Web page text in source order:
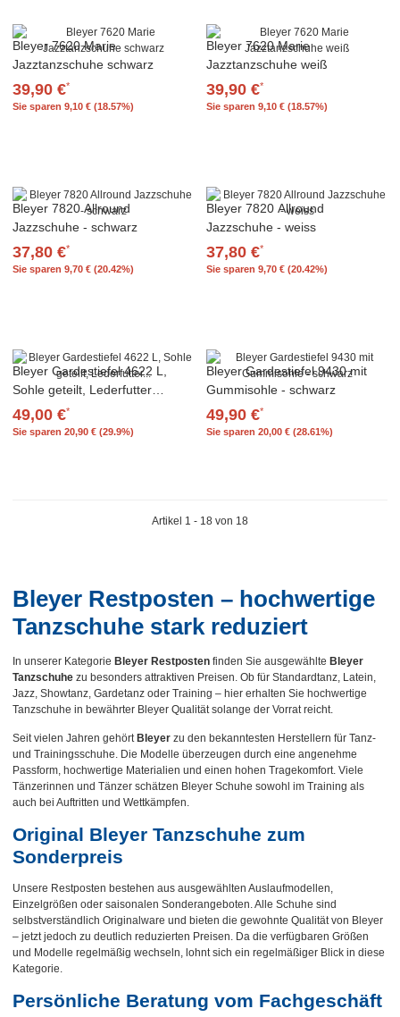
Bleyer Restposten – hochwertige
Tanzschuhe stark reduziert
In unserer Kategorie Bleyer Restposten finden Sie ausgewählte Bleyer
Tanzschuhe zu besonders attraktiven Preisen. Ob für Standardtanz, Latein,
Jazz, Showtanz, Gardetanz oder Training – hier erhalten Sie hochwertige
Tanzschuhe in bewährter Bleyer Qualität solange der Vorrat reicht.
Seit vielen Jahren gehört Bleyer zu den bekanntesten Herstellern für Tanz-
und Trainingsschuhe. Die Modelle überzeugen durch eine angenehme
Passform, hochwertige Materialien und einen hohen Tragekomfort. Viele
Tänzerinnen und Tänzer schätzen Bleyer Schuhe sowohl im Training als
auch bei Auftritten und Wettkämpfen.
Original Bleyer Tanzschuhe zum
Sonderpreis
Unsere Restposten bestehen aus ausgewählten Auslaufmodellen,
Einzelgrößen oder saisonalen Sonderangeboten. Alle Schuhe sind
selbstverständlich Originalware und bieten die gewohnte Qualität von Bleyer
– jetzt jedoch zu deutlich reduzierten Preisen. Da die verfügbaren Größen
und Modelle regelmäßig wechseln, lohnt sich ein regelmäßiger Blick in diese
Kategorie.
Persönliche Beratung vom Fachgeschäft
Bleyer 7620 Marie
Jazztanzschuhe schwarz
39,90 €*
Sie sparen 9,10 € (18.57%)
Bleyer 7620 Marie
Jazztanzschuhe weiß
39,90 €*
Sie sparen 9,10 € (18.57%)
Bleyer 7820 Allround
Jazzschuhe - schwarz
37,80 €*
Sie sparen 9,70 € (20.42%)
Bleyer 7820 Allround
Jazzschuhe - weiss
37,80 €*
Sie sparen 9,70 € (20.42%)
Bleyer Gardestiefel 4622 L,
Sohle geteilt, Lederfutter
schwarz
49,00 €*
Sie sparen 20,90 € (29.9%)
Bleyer Gardestiefel 9430 mit
Gummisohle - schwarz
49,90 €*
Sie sparen 20,00 € (28.61%)
Artikel 1 - 18 von 18